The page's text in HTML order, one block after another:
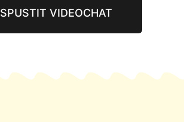
SPUSTIT VIDEOCHAT